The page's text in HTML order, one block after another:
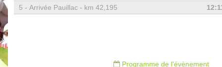
5 - Arrivée Pauillac - km 42,195
Programme de l'évènement